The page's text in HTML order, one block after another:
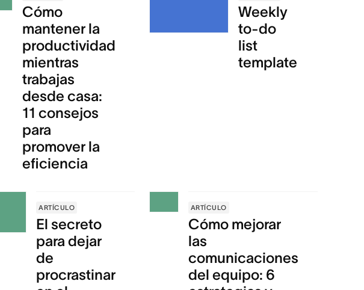
Cómo
mantener la
productividad
mientras
trabajas
desde casa:
11 consejos
para
promover la
eficiencia
Weekly
to-do
list
template
ARTÍCULO
El secreto
para dejar
de
procrastinar
ARTÍCULO
Cómo mejorar
las
comunicaciones
del equipo: 6